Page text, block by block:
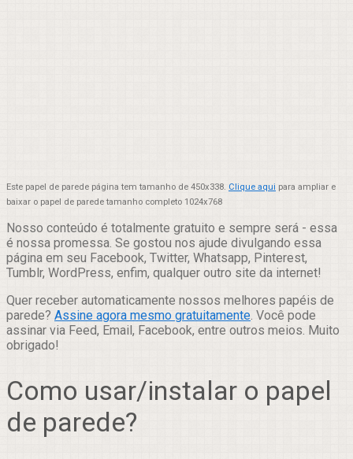
Este papel de parede página tem tamanho de 450x338. Clique aqui para ampliar e
baixar o papel de parede tamanho completo 1024x768
Nosso conteúdo é totalmente gratuito e sempre será - essa
é nossa promessa. Se gostou nos ajude divulgando essa
página em seu Facebook, Twitter, Whatsapp, Pinterest,
Tumblr, WordPress, enfim, qualquer outro site da internet!
Quer receber automaticamente nossos melhores papéis de
parede? Assine agora mesmo gratuitamente. Você pode
assinar via Feed, Email, Facebook, entre outros meios. Muito
obrigado!
Como usar/instalar o papel
de parede?